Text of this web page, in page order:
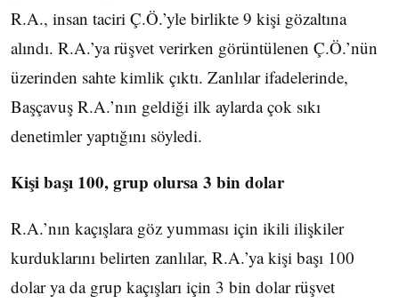
R.A., insan taciri Ç.Ö.’yle birlikte 9 kişi gözaltına
alındı. R.A.’ya rüşvet verirken görüntülenen Ç.Ö.’nün
üzerinden sahte kimlik çıktı. Zanlılar ifadelerinde,
Başçavuş R.A.’nın geldiği ilk aylarda çok sıkı
denetimler yaptığını söyledi.
Kişi başı 100, grup olursa 3 bin dolar
R.A.’nın kaçışlara göz yumması için ikili ilişkiler
kurduklarını belirten zanlılar, R.A.’ya kişi başı 100
dolar ya da grup kaçışları için 3 bin dolar rüşvet